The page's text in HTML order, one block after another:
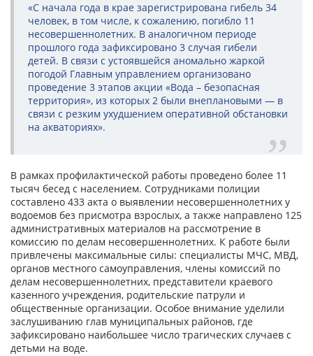
«С начала года в крае зарегистрирована гибель 34
человек, в том числе, к сожалению, погибло 11
несовершеннолетних. В аналогичном периоде
прошлого года зафиксировано 3 случая гибели
детей. В связи с устоявшейся аномально жаркой
погодой Главным управлением организовано
проведение 3 этапов акции «Вода – безопасная
территория», из которых 2 были внеплановыми — в
связи с резким ухудшением оперативной обстановки
на акваториях».
В рамках профилактической работы проведено более 11
тысяч бесед с населением. Сотрудниками полиции
составлено 433 акта о выявлении несовершеннолетних у
водоемов без присмотра взрослых, а также направлено 125
административных материалов на рассмотрение в
комиссию по делам несовершеннолетних. К работе были
привлечены максимальные силы: специалисты МЧС, МВД,
органов местного самоуправления, члены комиссий по
делам несовершеннолетних, представители краевого
казенного учреждения, родительские патрули и
общественные организации. Особое внимание уделили
заслушиванию глав муниципальных районов, где
зафиксировано наибольшее число трагических случаев с
детьми на воде.